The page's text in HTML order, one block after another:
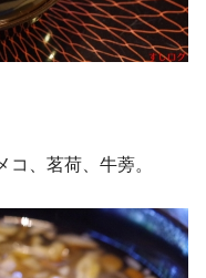
、茗荷、牛蒡。